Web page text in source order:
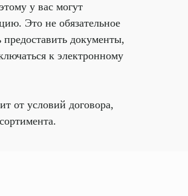
у вас могут
Это не обязательное
документы,
к электронному
от условий договора,